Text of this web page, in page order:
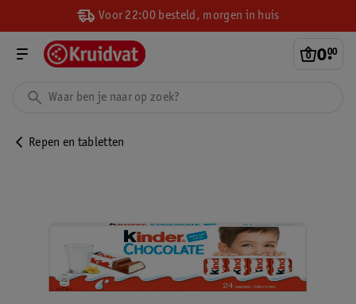
Voor 22:00 besteld, morgen in huis
0.
00
Repen en tabletten